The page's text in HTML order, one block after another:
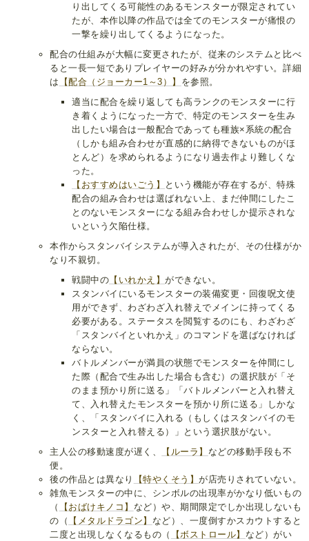
り出してくる可能性のあるモンスターが限定されてい
たが、本作以降の作品では全てのモンスターが痛恨の
一撃を繰り出してくるようになった。
配合の仕組みが大幅に変更されたが、従来のシステムと比べ
ると一長一短でありプレイヤーの好みが分かれやすい。詳細
は
【配合（ジョーカー1～3）】 を参照。
適当に配合を繰り返しても高ランクのモンスターに行
き着くようになった一方で、特定のモンスターを生み
出したい場合は一般配合であっても種族×系統の配合
（しかも組み合わせが直感的に納得できないものがほ
とんど）を求められるようになり過去作より難しくな
った。
【おすすめはいごう】
という機能が存在するが、特殊
配合の組み合わせは選ばれない上、まだ仲間にしたこ
とのないモンスターになる組み合わせしか提示されな
いという欠陥仕様。
本作からスタンバイシステムが導入されたが、その仕様がか
なり不親切。
戦闘中の 【いれかえ】ができない。
スタンバイにいるモンスターの装備変更・回復呪文使
用ができず、わざわざ入れ替えでメインに持ってくる
必要がある。ステータスを閲覧するのにも、わざわざ
「スタンバイといれかえ」のコマンドを選ばなければ
ならない。
バトルメンバーが満員の状態でモンスターを仲間にし
た際（配合で生み出した場合も含む）の選択肢が「そ
のまま預かり所に送る」「バトルメンバーと入れ替え
て、入れ替えたモンスターを預かり所に送る」しかな
く、「スタンバイに入れる（もしくはスタンバイのモ
ンスターと入れ替える）」という選択肢がない。
主人公の移動速度が遅く、
【ルーラ】 などの移動手段も不
便。
後の作品とは異なり
【特やくそう】が店売りされていない。
雑魚モンスターの中に、シンボルの出現率がかなり低いもの
（
【おばけキノコ】 など）や、期間限定でしか出現しないも
の（
【メタルドラゴン】 など）、一度倒すかスカウトすると
二度と出現しなくなるもの（
【ボストロール】 など）がい